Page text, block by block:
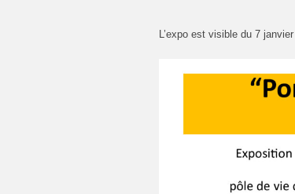
L’expo est visible du 7